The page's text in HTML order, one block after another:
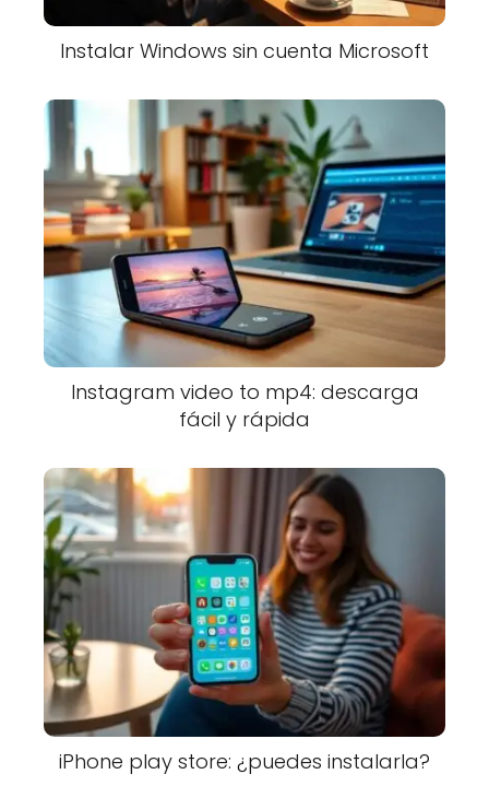
Instalar Windows sin cuenta Microsoft
Instagram video to mp4: descarga
fácil y rápida
iPhone play store: ¿puedes instalarla?